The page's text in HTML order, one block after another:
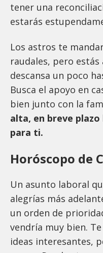
tener una
estarás
Los astros te
raudales, pero
descansa un poco
Busca el apoyo en
bien junto con la
alta, en breve
para ti.
Horóscopo de
Un asunto laboral
alegrías más
un orden de
vendría muy bien.
ideas interesantes,